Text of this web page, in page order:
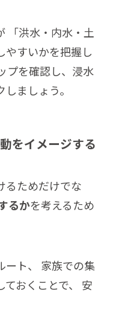
「洪水・内水・土
やすいかを把握し
プを確認し、浸水
ましょう。
をイメージする
るためだけでな
るかを考えるため
ート、 家族での集
おくことで、 安